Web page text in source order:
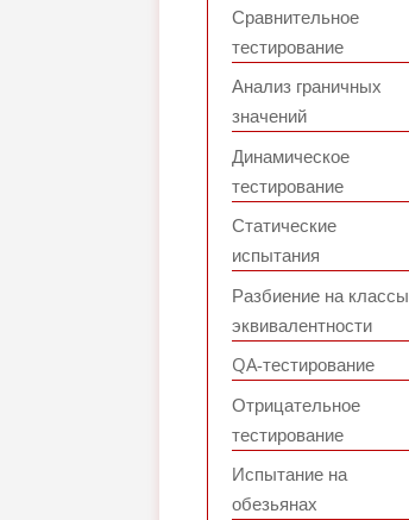
Сравнительное
тестирование
Анализ граничных
значений
Динамическое
тестирование
Статические
испытания
Разбиение на классы
эквивалентности
QA-тестирование
Отрицательное
тестирование
Испытание на
обезьянах